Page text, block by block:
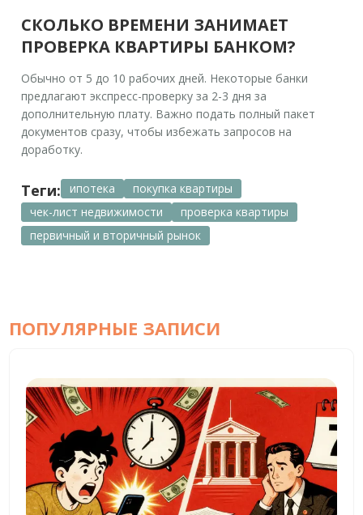
СКОЛЬКО ВРЕМЕНИ ЗАНИМАЕТ
ПРОВЕРКА КВАРТИРЫ БАНКОМ?
Обычно от 5 до 10 рабочих дней. Некоторые банки
предлагают экспресс-проверку за 2-3 дня за
дополнительную плату. Важно подать полный пакет
документов сразу, чтобы избежать запросов на
доработку.
Теги: ипотека
покупка квартиры
чек-лист недвижимости
проверка квартиры
первичный и вторичный рынок
ПОПУЛЯРНЫЕ ЗАПИСИ